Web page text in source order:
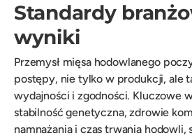
Standardy
wyniki
Przemysł mięsa hodowlanego
postępy, nie tylko w produkcji, ale
wydajności i zgodności. Kluczowe
stabilność genetyczna, zdrowie
namnażania i czas trwania hodowli,